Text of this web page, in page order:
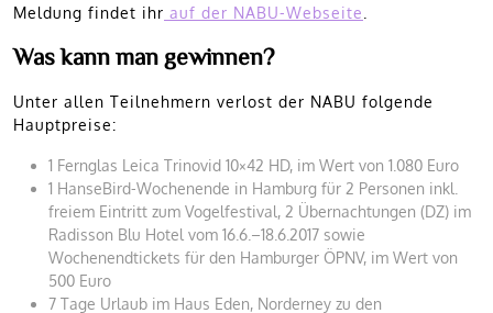
Meldung findet ihr auf der NABU-Webseite
Was kann man gewinnen?
Unter allen Teilnehmern verlost der NABU folgende
Hauptpreise:
1 Fernglas Leica Trinovid 10×42 HD, im Wert von 1.080 Euro
1 HanseBird-Wochenende in Hamburg für 2 Personen inkl.
freiem Eintritt zum Vogelfestival, 2 Übernachtungen (DZ) im
Radisson Blu Hotel vom 16.6.–18.6.2017 sowie
Wochenendtickets für den Hamburger ÖPNV, im Wert von
500 Euro
7 Tage Urlaub im Haus Eden, Norderney zu den